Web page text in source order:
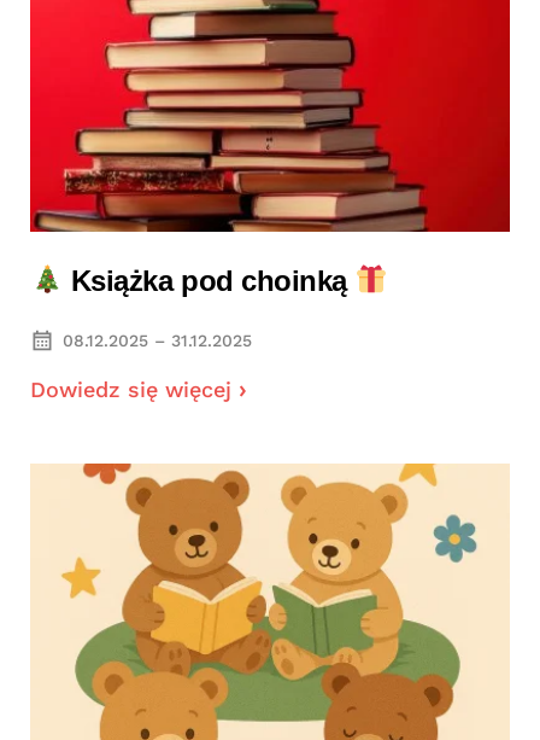
Książka pod choinką
08.12.2025 – 31.12.2025
Dowiedz się więcej